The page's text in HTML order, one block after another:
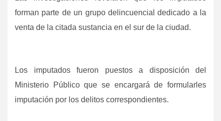
forman parte de un grupo delincuencial dedicado a la
venta de la citada sustancia en el sur de la ciudad.
Los imputados fueron puestos a disposición del
Ministerio Público que se encargará de formularles
imputación por los delitos correspondientes.